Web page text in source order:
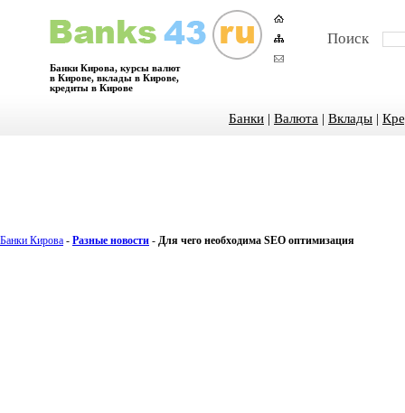
Банки Кирова, курсы валют
в Кирове, вклады в Кирове,
кредиты в Кирове
Поиск
Банки | Валюта | Вклады |
Банки Кирова - Разные новости - Для чего необходима SEO оптимизация